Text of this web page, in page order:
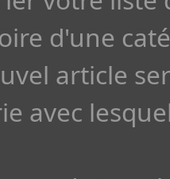
d'une
article
avec